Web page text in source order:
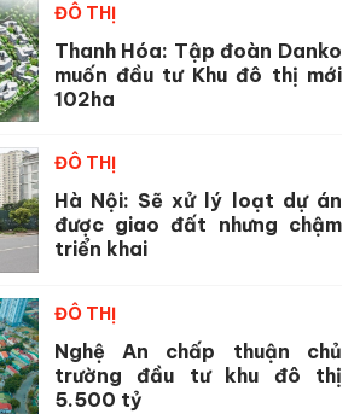
ĐÔ THỊ
Thanh Hóa: Tập đoàn Danko
muốn đầu tư Khu đô thị mới
102ha
ĐÔ THỊ
Hà Nội: Sẽ xử lý loạt dự án
được giao đất nhưng chậm
triển khai
ĐÔ THỊ
Nghệ An chấp thuận chủ
trường đầu tư khu đô thị
5.500 tỷ